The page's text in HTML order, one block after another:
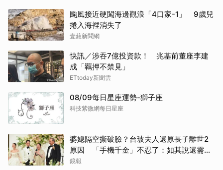
颱風接近硬闖海邊觀浪「4口家-1」 9歲兒
捲入海裡消失了
壹蘋新聞網
快訊／涉吞7億投資款！ 兆基前董座李建
成「羈押不禁見」
ETtoday新聞雲
08/09每日星座運勢-獅子座
科技紫微網每日星座
婆媳隔空撕破臉？台玻夫人還原長子離世2
原因 「手機千金」不忍了：如其說還需要
離開嗎？
鏡報
取消